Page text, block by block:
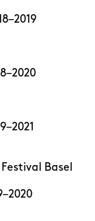
Basel